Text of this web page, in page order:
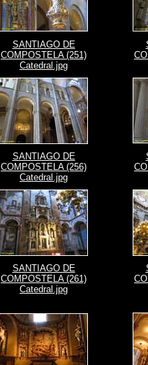
SANTIAGO DE
COMPOSTELA (251)
Catedral.jpg
SANTIAGO DE
COMPOSTELA (256)
Catedral.jpg
SANTIAGO DE
COMPOSTELA (261)
Catedral.jpg